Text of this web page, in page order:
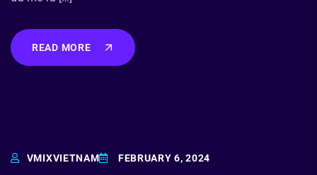
READ MORE
VMIXVIETNAM FEBRUARY 6, 2024